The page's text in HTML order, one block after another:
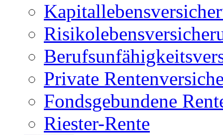
Private
Fondsgebundene
Riester-Rente